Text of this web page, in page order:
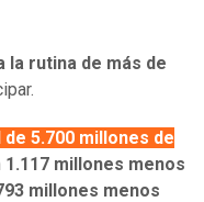
rutina de más de
5.700 millones de
1.117 millones menos
millones menos